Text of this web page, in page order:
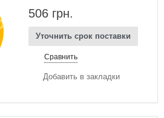
506 грн.
Уточнить срок поставки
Сравнить
Добавить в закладки